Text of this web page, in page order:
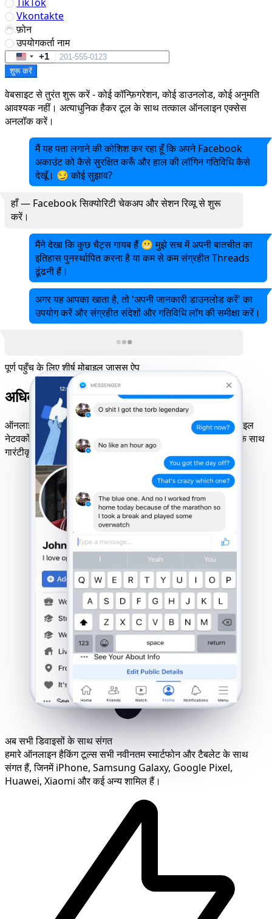
Vkontakte
फ़ोन
उपयोगकर्ता नाम
United
States
+1
शुरू करें
वेबसाइट से तुरंत शुरू करें - कोई कॉन्फ़िगरेशन, कोई डाउनलोड, कोई अनुमति
आवश्यक नहीं। अत्याधुनिक हैकर टूल के साथ तत्काल ऑनलाइन एक्सेस
अनलॉक करें।
मैं यह पता लगाने की कोशिश कर रहा हूँ कि अपने Facebook
अकाउंट को कैसे सुरक्षित करूँ और हाल की लॉगिन गतिविधि कैसे
देखूँ। 😏 कोई सुझाव?
हाँ — Facebook सिक्योरिटी चेकअप और सेशन रिव्यू से शुरू
करें।
मैंने देखा कि कुछ चैट्स गायब हैं 😬 मुझे सच में अपनी बातचीत का
इतिहास पुनर्स्थापित करना है या कम से कम संग्रहीत Threads
ढूंढनी हैं।
अगर यह आपका खाता है, तो 'अपनी जानकारी डाउनलोड करें' का
उपयोग करें और संग्रहीत संदेशों और गतिविधि लॉग की समीक्षा करें।
पूर्ण पहुँच के लिए शीर्ष मोबाइल जासूस ऐप
अधिकतम ट्रैकिंग परिणामों के लिए उत्तम संगतता
ऑनलाइन वेबसाइट हैक टूल सभी डिवाइसों, ऑपरेटिंग सिस्टमों और मोबाइल
नेटवर्कों के साथ संगत है। सफल होने पर ही भुगतान करने की लॉजिक के साथ
गारंटीकृत परिणाम।
अब सभी डिवाइसों के साथ संगत
हमारे ऑनलाइन हैकिंग टूल्स सभी नवीनतम स्मार्टफोन और टैबलेट के साथ
संगत हैं, जिनमें iPhone, Samsung Galaxy, Google Pixel,
Huawei, Xiaomi और कई अन्य शामिल हैं।